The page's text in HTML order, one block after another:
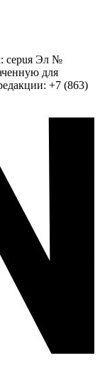
серuя Эл №
для
+7 (863)